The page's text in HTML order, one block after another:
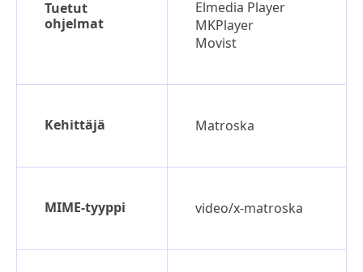
Tuetut
ohjelmat
Elmedia Player
MKPlayer
Movist
Kehittäjä Matroska
MIME-tyyppi video/x-matroska